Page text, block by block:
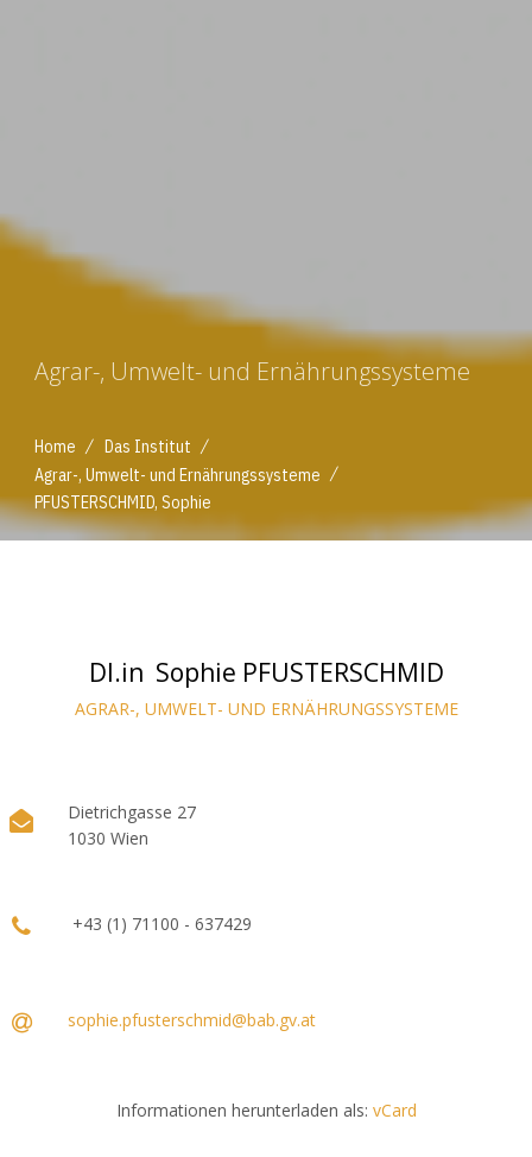
Agrar-, Umwelt- und Ernährungssysteme
Home / Das Institut /
Agrar-, Umwelt- und Ernährungssysteme /
PFUSTERSCHMID, Sophie
DI.in Sophie PFUSTERSCHMID
AGRAR-, UMWELT- UND ERNÄHRUNGSSYSTEME
Dietrichgasse 27
1030 Wien
+43 (1) 71100 - 637429
sophie.pfusterschmid@bab.gv.at
Informationen herunterladen als: vCard